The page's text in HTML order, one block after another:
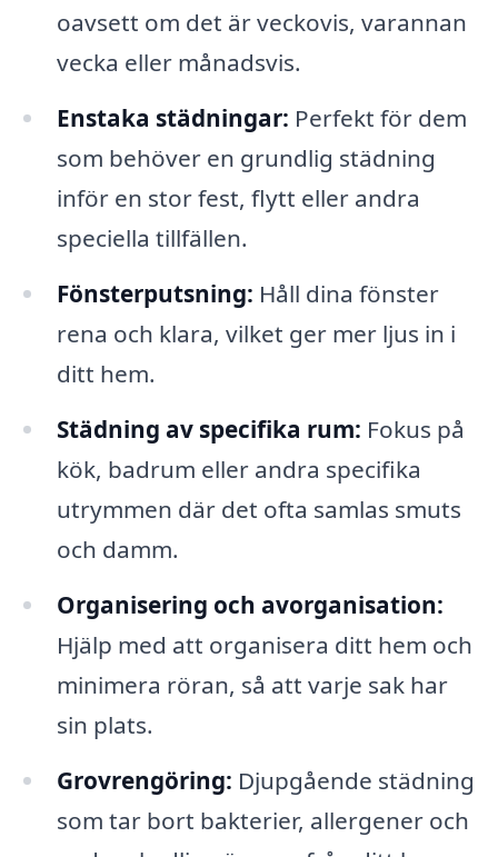
oavsett om det är veckovis, varannan
vecka eller månadsvis.
Enstaka städningar: Perfekt för dem
som behöver en grundlig städning
inför en stor fest, flytt eller andra
speciella tillfällen.
Fönsterputsning: Håll dina fönster
rena och klara, vilket ger mer ljus in i
ditt hem.
Städning av specifika rum: Fokus på
kök, badrum eller andra specifika
utrymmen där det ofta samlas smuts
och damm.
Organisering och avorganisation:
Hjälp med att organisera ditt hem och
minimera röran, så att varje sak har
sin plats.
Grovrengöring: Djupgående städning
som tar bort bakterier, allergener och